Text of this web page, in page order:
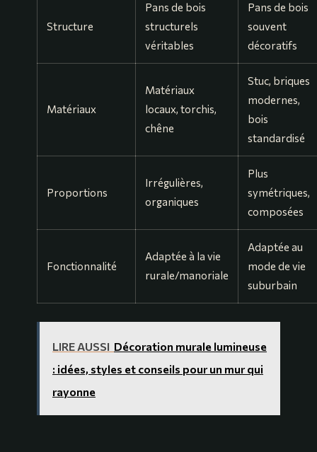
Structure
Pans de bois
structurels
véritables
Pans de bois
souvent
décoratifs
Matériaux
Matériaux
locaux, torchis,
chêne
Stuc, briques
modernes,
bois
standardisé
Proportions
Irrégulières,
organiques
Plus
symétriques,
composées
Fonctionnalité
Adaptée à la vie
rurale/manoriale
Adaptée au
mode de vie
suburbain
LIRE AUSSI Décoration murale lumineuse
: idées, styles et conseils pour un mur qui
rayonne